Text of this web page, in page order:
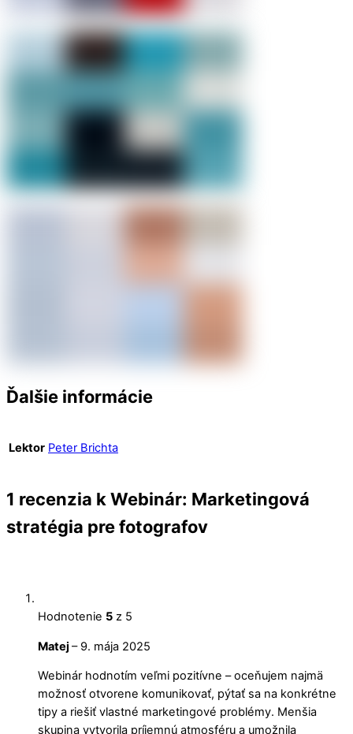
Ďalšie informácie
Lektor Peter Brichta
1 recenzia kWebinár: Marketingová
stratégia pre fotografov
Hodnotenie 5 z 5
Matej – 9. mája 2025
Webinár hodnotím veľmi pozitívne – oceňujem najmä
možnosť otvorene komunikovať, pýtať sa na konkrétne
tipy a riešiť vlastné marketingové problémy. Menšia
skupina vytvorila príjemnú atmosféru a umožnila